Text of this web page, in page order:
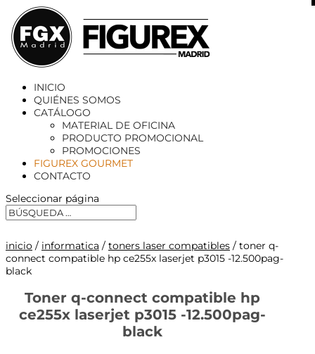
INICIO
QUIÉNES SOMOS
CATÁLOGO
MATERIAL DE OFICINA
PRODUCTO PROMOCIONAL
PROMOCIONES
FIGUREX GOURMET
CONTACTO
Seleccionar página
inicio / informatica / toners laser compatibles / toner q-
connect compatible hp ce255x laserjet p3015 -12.500pag-
black
Toner q-connect compatible hp
ce255x laserjet p3015 -12.500pag-
black